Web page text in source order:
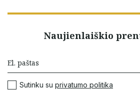
Naujienlaiškio
Sutinku su privatumo politika